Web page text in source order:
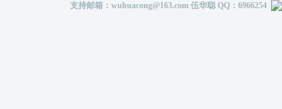
支持邮箱：wuhuacong@163.com 伍华聪 QQ：6966254